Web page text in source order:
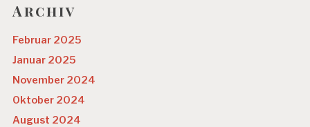
Archiv
Februar 2025
Januar 2025
November 2024
Oktober 2024
August 2024